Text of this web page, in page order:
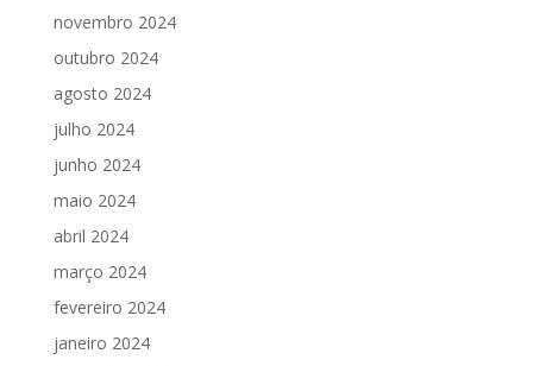
novembro 2024
outubro 2024
agosto 2024
julho 2024
junho 2024
maio 2024
abril 2024
março 2024
fevereiro 2024
janeiro 2024